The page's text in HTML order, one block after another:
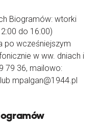
Biogramów: wtorki
do 16:00)
po wcześniejszym
w ww. dniach i
79 36, mailowo:
mpalgan@1944.pl